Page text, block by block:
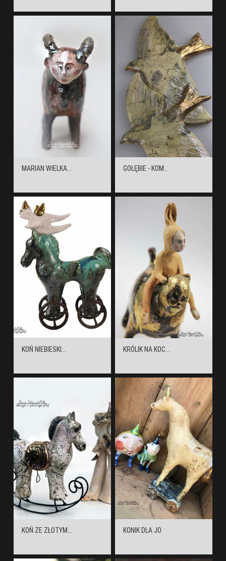
MARIAN WIELKA... GOŁĘBIE - KOM...
KOŃ NIEBIESKI... KRÓLIK NA KOC...
KOŃ ZE ZŁOTYM... KONIK DLA JO